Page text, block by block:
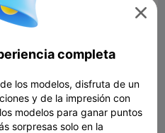
my hotend. Great
on K1C

completa
los modelos, disfruta de un
y de la impresión con
modelos para ganar puntos
sorpresas solo en la